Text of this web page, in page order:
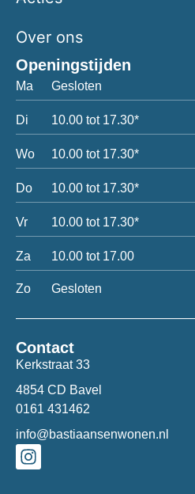
Over ons
Openingstijden
Ma Gesloten
Di 10.00 tot 17.30*
Wo 10.00 tot 17.30*
Do 10.00 tot 17.30*
Vr 10.00 tot 17.30*
Za 10.00 tot 17.00
Zo Gesloten
Contact
Kerkstraat 33
4854 CD Bavel
0161 431462
info@bastiaansenwonen.nl